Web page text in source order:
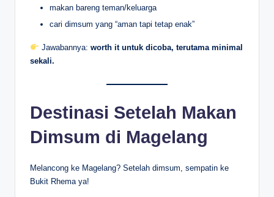
makan bareng teman/keluarga
cari dimsum yang “aman tapi tetap enak”
Jawabannya: worth it untuk dicoba, terutama minimal
sekali.
Destinasi Setelah Makan
Dimsum di Magelang
Melancong ke Magelang? Setelah dimsum, sempatin ke
Bukit Rhema ya!